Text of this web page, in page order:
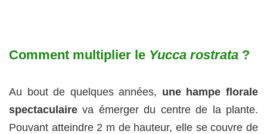
Comment multiplier le Yucca rostrata ?
Au bout de quelques années, une hampe florale
spectaculaire va émerger du centre de la plante.
Pouvant atteindre 2 m de hauteur, elle se couvre de